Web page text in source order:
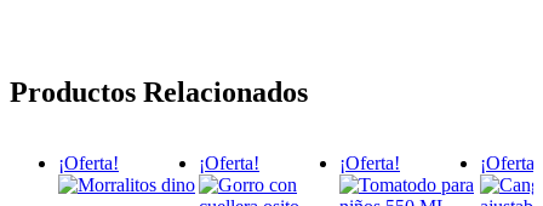
Productos Relacionados
¡Oferta! ¡Oferta! ¡Oferta! ¡Oferta!